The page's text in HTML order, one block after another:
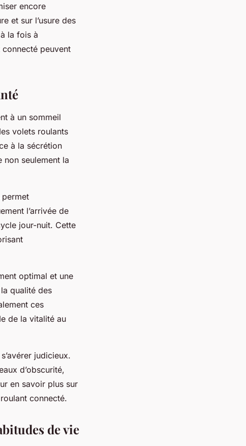
encore
et sur l’usure des
la fois à
connecté peuvent
à un sommeil
volets roulants
à la sécrétion
non seulement la
permet
l’arrivée de
jour-nuit. Cette
optimal et une
qualité des
ces
de la vitalité au
judicieux.
d’obscurité,
en savoir plus sur
connecté.
de vie